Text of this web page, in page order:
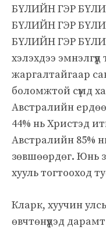
БҮЛИЙН ГЭР
БҮЛИЙН ГЭР
БҮЛИЙН ГЭР
хэлэхдээ эмнэлгүүд
жаргалтайгаар
боломжтой сүмд
Австралийн
44% нь Христэд
Австралийн 85%
зөвшөөрдөг. Юнь
хууль тогтооход
Кларк, хуучин
өвчтөнүүдэд